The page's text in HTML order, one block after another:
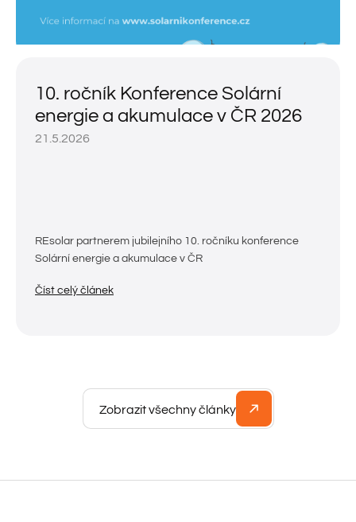
10. ročník Konference Solární
energie a akumulace v ČR 2026
21.5.2026
REsolar partnerem jubilejního 10. ročníku konference
Solární energie a akumulace v ČR
Číst celý článek
Zobrazit všechny články